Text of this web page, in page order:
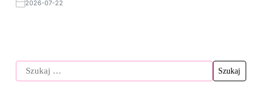
2026-07-22